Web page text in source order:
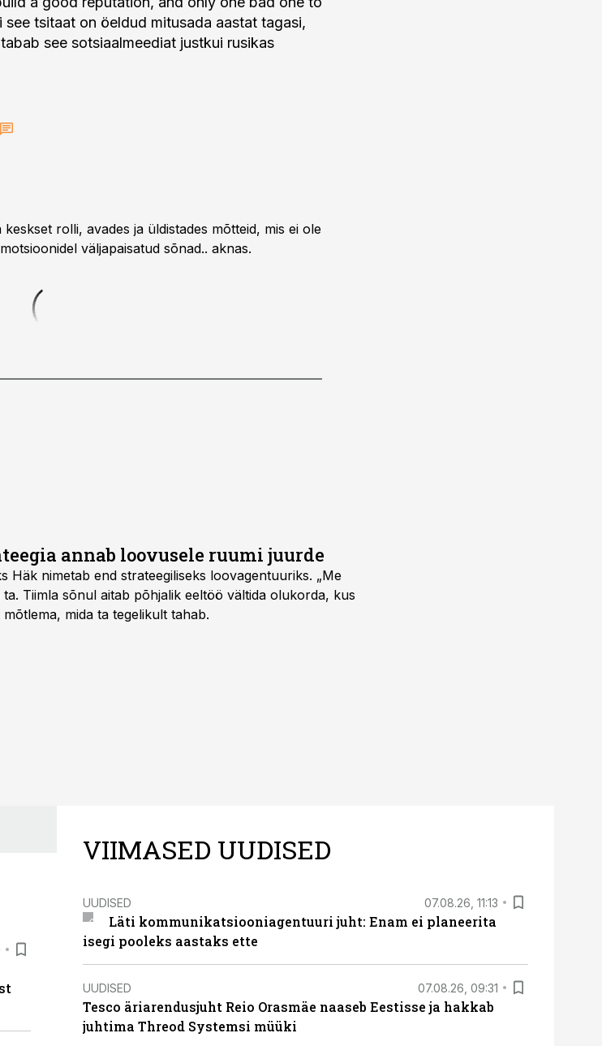
see tsitaat on öeldud mitusada aastat tagasi,
see sotsiaalmeediat justkui rusikas
rolli, avades ja üldistades mõtteid, mis ei ole
väljapaisatud sõnad.. aknas.
annab loovusele ruumi juurde
Häk nimetab end strateegiliseks loovagentuuriks. „Me
Tiimla sõnul aitab põhjalik eeltöö vältida olukorda, kus
mida ta tegelikult tahab.
VIIMASED UUDISED
UUDISED 07.08.26, 11:13
Läti kommunikatsiooniagentuuri juht: Enam ei planeerita
isegi pooleks aastaks ette
UUDISED 07.08.26, 09:31
Tesco äriarendusjuht Reio Orasmäe naaseb Eestisse ja hakkab
juhtima Threod Systemsi müüki